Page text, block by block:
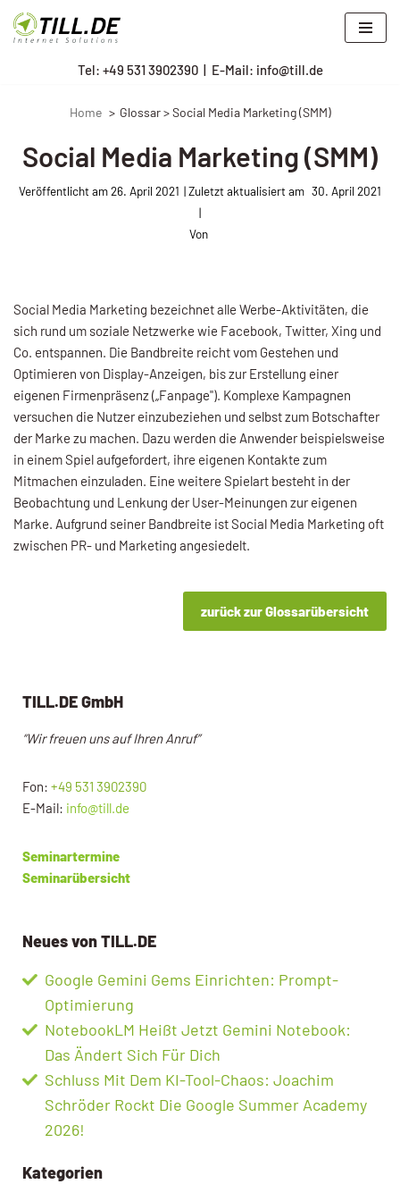
Zum
Tel: +49 531 3902390| E-Mail: info@till.de
Home Glossar > Social Media Marketing (SMM)
Social Media Marketing (SMM)
Veröffentlicht am26. April 2021 30. April 2021
Von
Social Media Marketing be­zeichnet alle Werbe-Aktivitäten, die
sich rund um soziale Netzwerke wie Facebook, Twitter, Xing und
Co. entspannen. Die Bandbreite reicht vom Gestehen und
Optimieren von Display-Anzeigen, bis zur Erstellung einer
eigenen Firmen­präsenz („Fanpage"). Komplexe Kampagnen
versuchen die Nutzer einzubeziehen und selbst zum Botschafter
der Marke zu machen. Dazu werden die Anwender beispiels­weise
in einem Spiel aufgefordert, ihre eigenen Kontakte zum
Mitmachen einzuladen. Eine weitere Spielart besteht in der
Beobachtung und Lenkung der User-Meinungen zur eigenen
Marke. Aufgrund seiner Bandbreite ist Social Me­dia Marketing oft
zwischen PR- und Marketing angesiedelt.
zurück zur Glossarübersicht
TILL.DE GmbH
“Wir freuen uns auf Ihren Anruf”
Fon: +49 531 3902390
E-Mail: info@till.de
Seminartermine
Seminarübersicht
Neues von TILL.DE
Google Gemini Gems Einrichten: Prompt-
Optimierung
NotebookLM Heißt Jetzt Gemini Notebook:
Das Ändert Sich Für Dich
Schluss Mit Dem KI-Tool-Chaos: Joachim
Schröder Rockt Die Google Summer Academy
2026!
Kategorien